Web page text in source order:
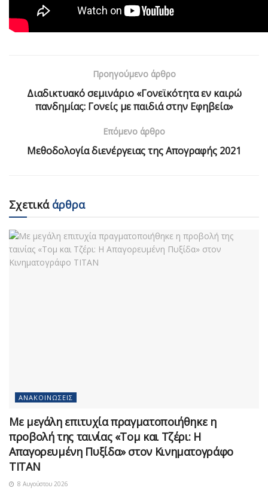
Προηγούμενο άρθρο
Διαδικτυακό σεμινάριο «Γονεϊκότητα εν καιρώ
πανδημίας: Γονείς με παιδιά στην Εφηβεία»
Επόμενο άρθρο
Μεθοδολογία διενέργειας της Απογραφής 2021
Σχετικάάρθρα
ΑΝΑΚΟΙΝΏΣΕΙΣ
Με μεγάλη επιτυχία πραγματοποιήθηκε η
προβολή της ταινίας «Τομ και Τζέρι: Η
Απαγορευμένη Πυξίδα» στον Κινηματογράφο
ΤΙΤΑΝ
8 Αυγούστου 2026